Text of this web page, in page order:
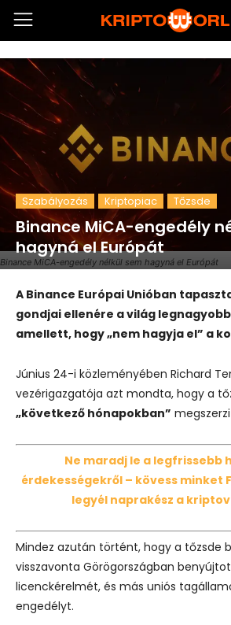
Binance MiCA-engedély nélkül sem hagyná el Európát
Szabályozás Kriptopiac Tőzsde
Binance MiCA-engedély
hagyná el Európát
A Binance Európai Unióban
gondjai ellenére a világ
amellett, hogy „nem hagyja el” a
Június 24-i közleményében Richard
vezérigazgatója azt mondta, hogy a
„következő hónapokban”
Ne maradj le a legfrissebb
érdekességekről – kövess minket
legyél naprakész a
Mindez azután történt, hogy a tőzsde
visszavonta Görögországban
licenckérelmét, és más uniós
engedélyt.